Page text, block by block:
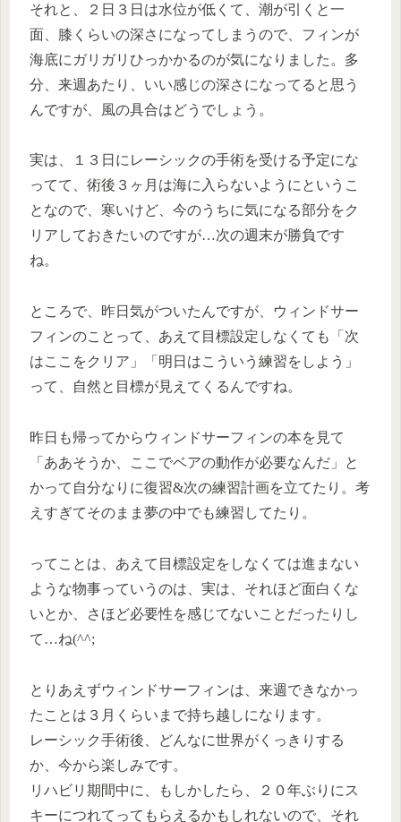
それと、２日３日は水位が低くて、潮が引くと一
面、膝くらいの深さになってしまうので、フィンが
海底にガリガリひっかかるのが気になりました。多
分、来週あたり、いい感じの深さになってると思う
んですが、風の具合はどうでしょう。
実は、１３日にレーシックの手術を受ける予定にな
ってて、術後３ヶ月は海に入らないようにというこ
となので、寒いけど、今のうちに気になる部分をク
リアしておきたいのですが…次の週末が勝負です
ね。
ところで、昨日気がついたんですが、ウィンドサー
フィンのことって、あえて目標設定しなくても「次
はここをクリア」「明日はこういう練習をしよう」
って、自然と目標が見えてくるんですね。
昨日も帰ってからウィンドサーフィンの本を見て
「ああそうか、ここでベアの動作が必要なんだ」と
かって自分なりに復習&次の練習計画を立てたり。考
えすぎてそのまま夢の中でも練習してたり。
ってことは、あえて目標設定をしなくては進まない
ような物事っていうのは、実は、それほど面白くな
いとか、さほど必要性を感じてないことだったりし
て…ね(^^;
とりあえずウィンドサーフィンは、来週できなかっ
たことは３月くらいまで持ち越しになります。
レーシック手術後、どんなに世界がくっきりする
か、今から楽しみです。
リハビリ期間中に、もしかしたら、２０年ぶりにス
キーにつれてってもらえるかもしれないので、それ